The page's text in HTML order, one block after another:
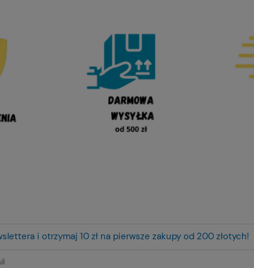
i otrzymaj 10 zł na pierwsze zakupy od 200 złotych!